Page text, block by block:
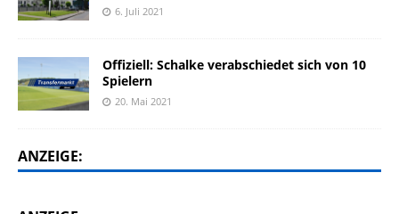
6. Juli 2021
Offiziell: Schalke verabschiedet sich von 10
Spielern
20. Mai 2021
ANZEIGE: